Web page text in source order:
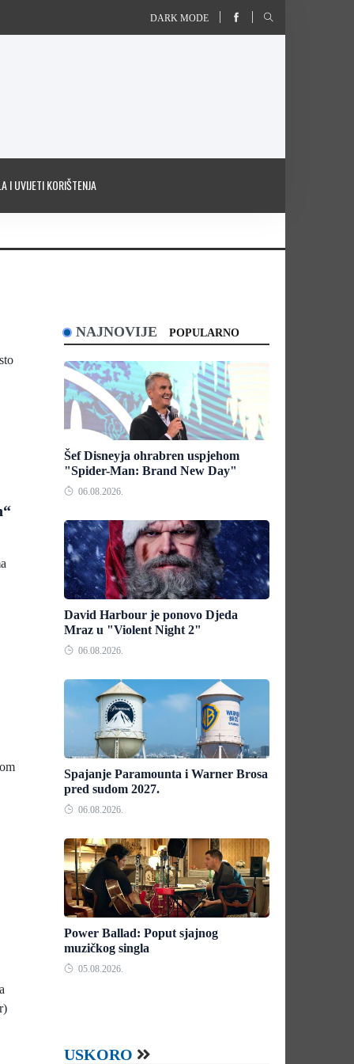
DARK MODE
I UVIJETI KORIŠTENJA
NAJNOVIJE POPULARNO
Šef Disneyja ohrabren uspjehom
"Spider-Man: Brand New Day"
06.08.2026.
David Harbour je ponovo Djeda
Mraz u "Violent Night 2"
06.08.2026.
Spajanje Paramounta i Warner Brosa
pred sudom 2027.
06.08.2026.
Power Ballad: Poput sjajnog
muzičkog singla
05.08.2026.
USKORO